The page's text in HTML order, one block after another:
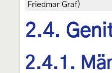
Friedmar Graf)
2.4.
2.4.1.